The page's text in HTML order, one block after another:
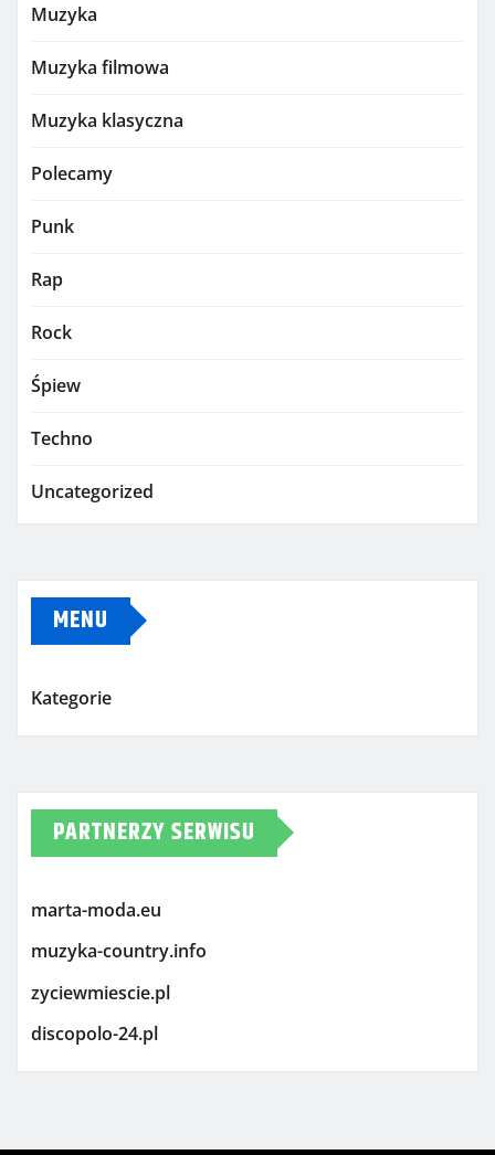
Muzyka
Muzyka filmowa
Muzyka klasyczna
Polecamy
Punk
Rap
Rock
Śpiew
Techno
Uncategorized
MENU
Kategorie
PARTNERZY SERWISU
marta-moda.eu
muzyka-country.info
zyciewmiescie.pl
discopolo-24.pl